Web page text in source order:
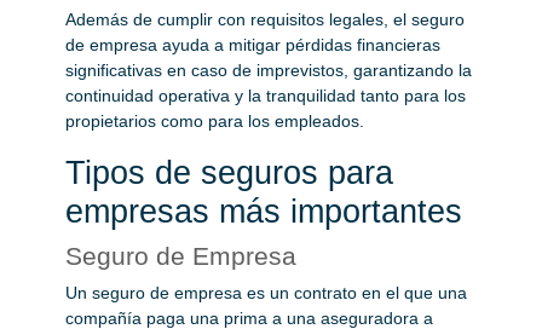
Además de cumplir con requisitos legales, el seguro
de empresa ayuda a mitigar pérdidas financieras
significativas en caso de imprevistos, garantizando la
continuidad operativa y la tranquilidad tanto para los
propietarios como para los empleados.
Tipos de seguros para
empresas más importantes
Seguro de Empresa
Un seguro de empresa es un contrato en el que una
compañía paga una prima a una aseguradora a